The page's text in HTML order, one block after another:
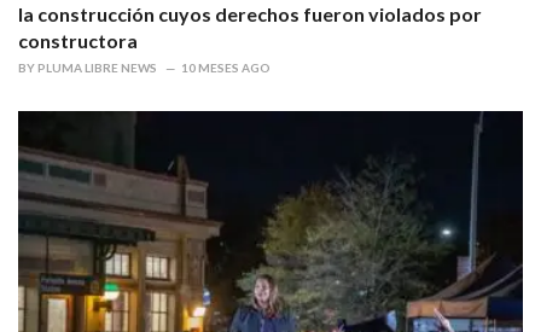
la construcción cuyos derechos fueron violados por
constructora
BY PLUMA LIBRE NEWS 10 MESES AGO